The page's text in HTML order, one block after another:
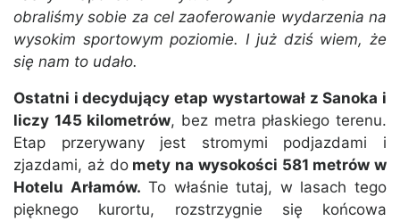
obraliśmy sobie za cel zaoferowanie wydarzenia na
wysokim sportowym poziomie. I już dziś wiem, że
się nam to udało.
Ostatni i decydujący etap wystartował z Sanoka i
liczy 145 kilometrów, bez metra płaskiego terenu.
Etap przerywany jest stromymi podjazdami i
zjazdami, aż domety na wysokości 581 metrów w
Hotelu Arłamów. To właśnie tutaj, w lasach tego
pięknego kurortu, rozstrzygnie się końcowa